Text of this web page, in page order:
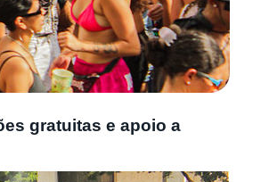
gratuitas e apoio a